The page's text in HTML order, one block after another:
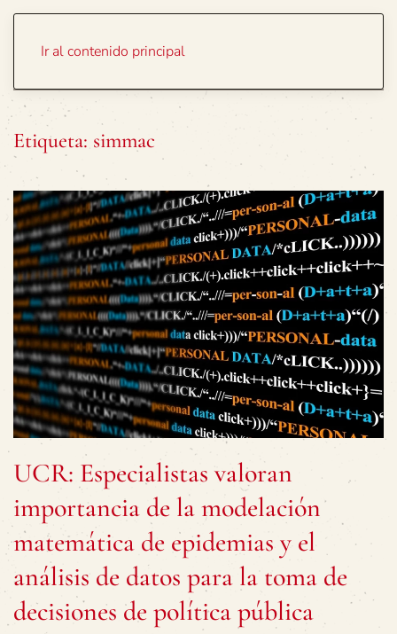
Ir al contenido principal
Etiqueta: simmac
UCR: Especialistas valoran
importancia de la modelación
matemática de epidemias y el
análisis de datos para la toma de
decisiones de política pública